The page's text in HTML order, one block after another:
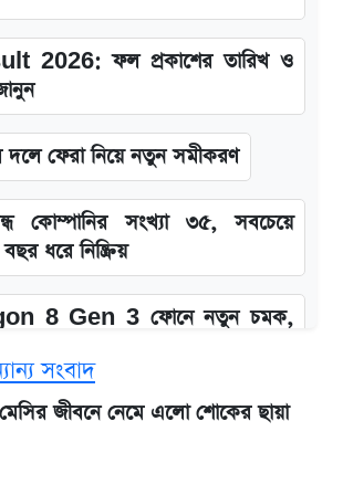
2026: ফল প্রকাশের তারিখ ও
ফেরা নিয়ে নতুন সমীকরণ
কোম্পানির সংখ্যা ৩৫, সবচেয়ে
ধরে নিষ্ক্রিয়
8 Gen 3 ফোনে নতুন চমক,
2026: যে ৩ উপায়ে জানা যাবে
সংবাদ
মেসির জীবনে নেমে এলো শোকের ছায়া